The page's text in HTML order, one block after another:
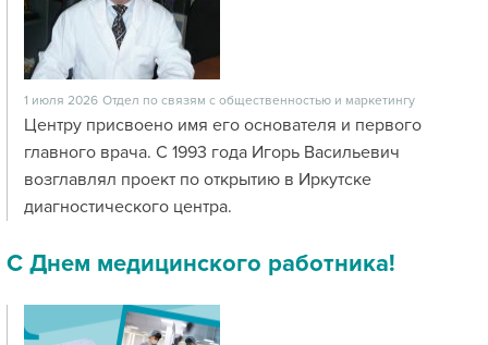
1 июля 2026 Отдел по связям с общественностью и маркетингу
Центру присвоено имя его основателя и первого
главного врача. С 1993 года Игорь Васильевич
возглавлял проект по открытию в Иркутске
диагностического центра.
С Днем медицинского работника!